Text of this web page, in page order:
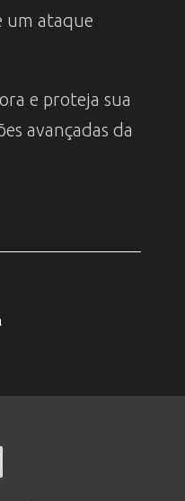
um ataque
e proteja sua
avançadas da